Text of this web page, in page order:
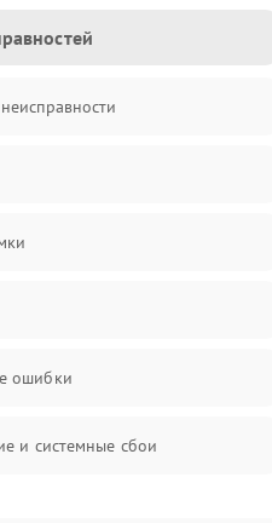
ошибки
и системные сбои